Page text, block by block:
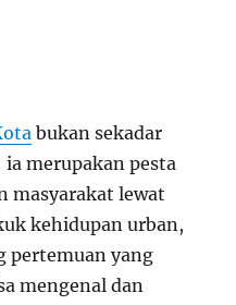
bukan sekadar
merupakan pesta
masyarakat lewat
kehidupan urban,
pertemuan yang
mengenal dan